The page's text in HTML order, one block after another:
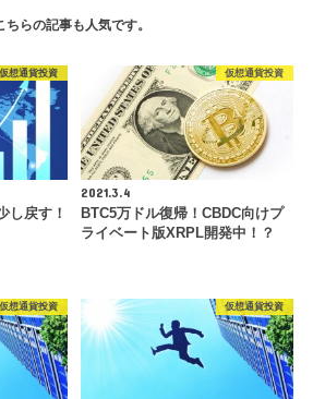
ちらの記事も人気です。
仮想通貨投資
し戻す！
仮想通貨投資
2021.3.4
BTC5万ドル復帰！CBDC向けプ
ライベート版XRPL開発中！？
仮想通貨投資 仮想通貨投資